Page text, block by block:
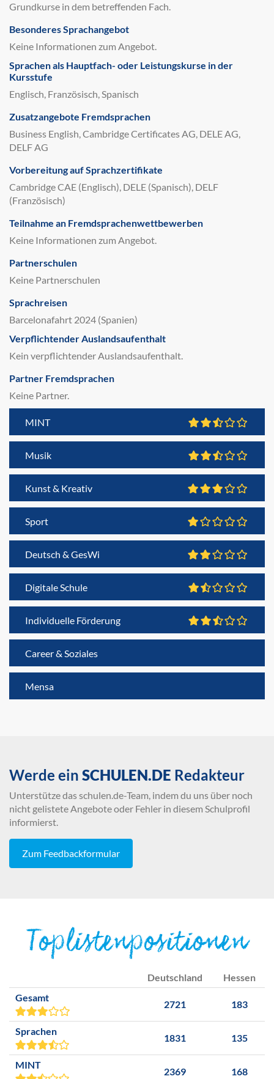
Grundkurse in dem betreffenden Fach.
Besonderes Sprachangebot
Keine Informationen zum Angebot.
Sprachen als Hauptfach- oder Leistungskurse in der
Kursstufe
Englisch, Französisch, Spanisch
Zusatzangebote Fremdsprachen
Business English, Cambridge Certificates AG, DELE AG,
DELF AG
Vorbereitung auf Sprachzertifikate
Cambridge CAE (Englisch), DELE (Spanisch), DELF
(Französisch)
Teilnahme an Fremdsprachenwettbewerben
Keine Informationen zum Angebot.
Partnerschulen
Keine Partnerschulen
Sprachreisen
Barcelonafahrt 2024 (Spanien)
Verpflichtender Auslandsaufenthalt
Kein verpflichtender Auslandsaufenthalt.
Partner Fremdsprachen
Keine Partner.
MINT
Musik
Kunst & Kreativ
Sport
Deutsch & GesWi
Digitale Schule
Individuelle Förderung
Career & Soziales
Mensa
Werde ein SCHULEN.DE Redakteur
Unterstütze das schulen.de-Team, indem du uns über noch
nicht gelistete Angebote oder Fehler in diesem Schulprofil
informierst.
Zum Feedbackformular
Toplistenpositionen
Deutschland
Hessen
Gesamt
2721 183
Sprachen
1831 135
MINT
2369 168